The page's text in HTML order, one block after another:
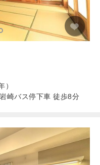
崎バス停下車 徒歩8分